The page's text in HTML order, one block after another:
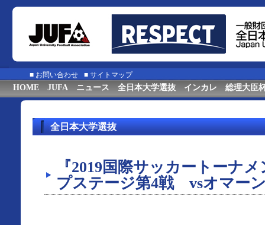
■ お問い合わせ ■ サイトマップ
HOME JUFA ニュース 全日本大学選抜 インカレ 総理大臣
全日本大学選抜
『2019国際サッカートーナ
プステージ第4戦 vsオマー